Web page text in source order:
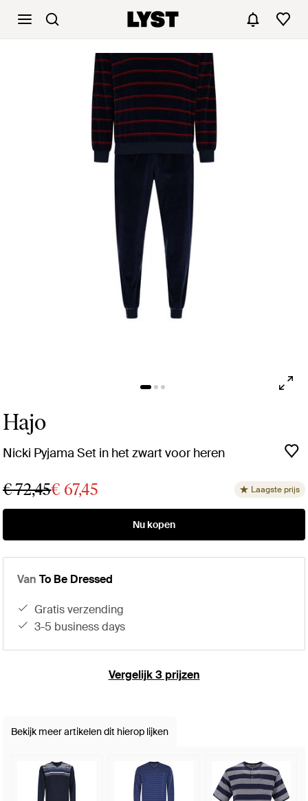
Hajo
Nicki Pyjama Set in het zwart voor heren
€ 72,45€ 67,45 Laagste prijs
Nu kopen
Van To Be Dressed
gratis verzending
3-5 business days
Vergelijk 3 prijzen
Bekijk meer artikelen dit hierop lijken